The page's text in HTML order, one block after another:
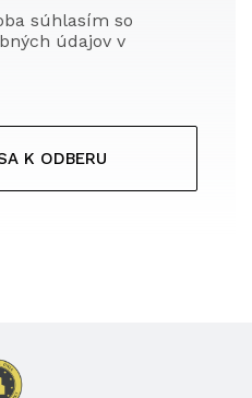
súhlasím so
údajov v
K ODBERU